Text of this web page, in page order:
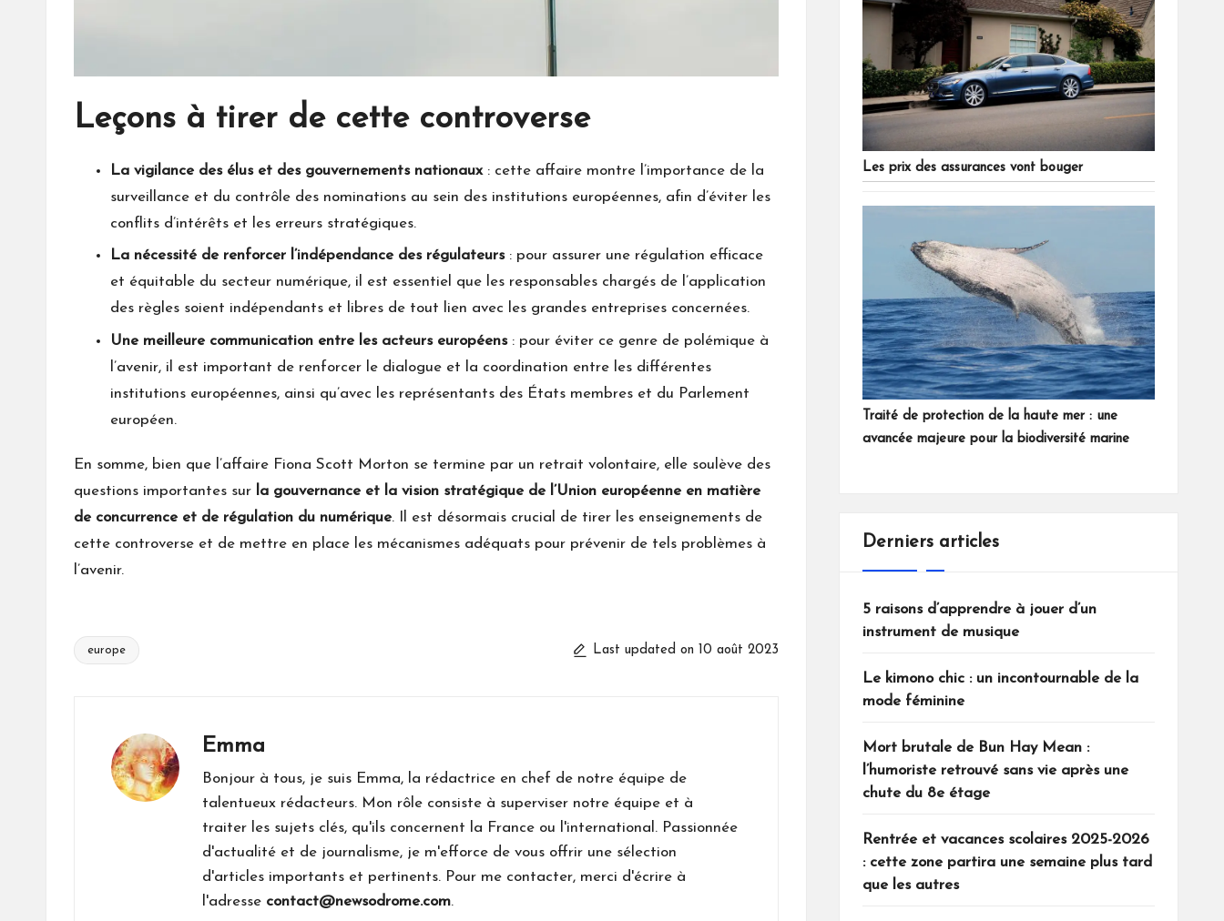
Leçons à tirer de cette controverse
La vigilance des élus et des gouvernements nationaux: cette affaire montre l’importance de la
surveillance et du contrôle des nominations au sein des institutions européennes, afin d’éviter les
conflits d’intérêts et les erreurs stratégiques.
La nécessité de renforcer l’indépendance des régulateurs: pour assurer une régulation efficace
et équitable du secteur numérique, il est essentiel que les responsables chargés de l’application
des règles soient indépendants et libres de tout lien avec les grandes entreprises concernées.
Une meilleure communication entre les acteurs européens: pour éviter ce genre de polémique à
l’avenir, il est important de renforcer le dialogue et la coordination entre les différentes
institutions européennes, ainsi qu’avec les représentants des États membres et du Parlement
européen.
En somme, bien que l’affaire Fiona Scott Morton se termine par un retrait volontaire, elle soulève des
questions importantes sur la gouvernance et la vision stratégique de l’Union européenne en matière
de concurrence et de régulation du numérique. Il est désormais crucial de tirer les enseignements de
cette controverse et de mettre en place les mécanismes adéquats pour prévenir de tels problèmes à
l’avenir.
Tags:
europe Last updated on 10 août 2023
Emma
Bonjour à tous, je suis Emma, la rédactrice en chef de notre équipe de
talentueux rédacteurs. Mon rôle consiste à superviser notre équipe et à
traiter les sujets clés, qu'ils concernent la France ou l'international. Passionnée
d'actualité et de journalisme, je m'efforce de vous offrir une sélection
d'articles importants et pertinents. Pour me contacter, merci d'écrire à
l'adresse contact@newsodrome.com.
Les prix des assurances vont bouger
Traité de protection de la haute mer : une
avancée majeure pour la biodiversité marine
Derniers articles
5 raisons d’apprendre à jouer d’un
instrument de musique
Le kimono chic : un incontournable de la
mode féminine
Mort brutale de Bun Hay Mean :
l’humoriste retrouvé sans vie après une
chute du 8e étage
Rentrée et vacances scolaires 2025-2026
: cette zone partira une semaine plus tard
que les autres